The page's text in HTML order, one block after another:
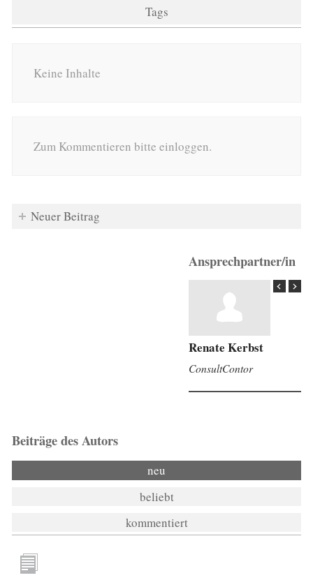
Tags
Keine Inhalte
Zum Kommentieren bitte einloggen.
Neuer Beitrag
Ansprechpartner/in
Renate Kerbst
ConsultContor
Beiträge des Autors
neu
beliebt
kommentiert